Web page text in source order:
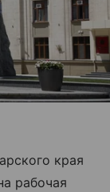
края
рабочая